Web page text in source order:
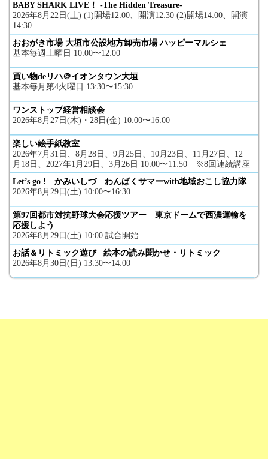
BABY SHARK LIVE！ -The Hidden Treasure-
2026年8月22日(土) (1)開場12:00、開演12:30 (2)開場14:00、開演
14:30
おおがき市場 大垣市公設地方卸売市場 ハッピーマルシェ
基本毎週土曜日 10:00〜12:00
買い物deリハ＠イオンタウン大垣
基本毎月第4火曜日 13:30〜15:30
ワンストップ経営相談会
2026年8月27日(木)・28日(金) 10:00〜16:00
楽しい絵手紙教室
2026年7月31日、8月28日、9月25日、10月23日、11月27日、12
月18日、2027年1月29日、3月26日 10:00〜11:50 ※8回連続講座
Let’s go ! かみいしづ わんぱくサマーwith地域おこし協力隊
2026年8月29日(土) 10:00〜16:30
第97回都市対抗野球大会応援ツアー 東京ドームで西濃運輸を
応援しよう
2026年8月29日(土) 10:00 試合開始
お話＆リトミック遊び −絵本の読み聞かせ・リトミック−
2026年8月30日(日) 13:30〜14:00